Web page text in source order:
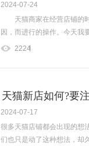
2024-07-24
天猫商家在经营店铺的时
因，而进行的操作。今天我
2224
天猫新店如何?要
2024-07-17
很多天猫店铺都会出现的想
们也只是动了这种想法，却